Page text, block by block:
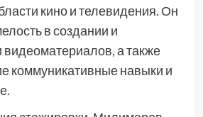
кино и телевидения. Он
в создании и
видеоматериалов, а также
коммуникативные навыки и